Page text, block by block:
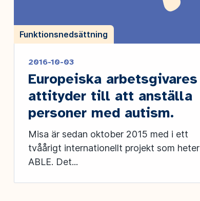
Funktionsnedsättning
2016-10-03
Europeiska arbetsgivares
attityder till att anställa
personer med autism.
Misa är sedan oktober 2015 med i ett
tvåårigt internationellt projekt som heter
ABLE. Det...